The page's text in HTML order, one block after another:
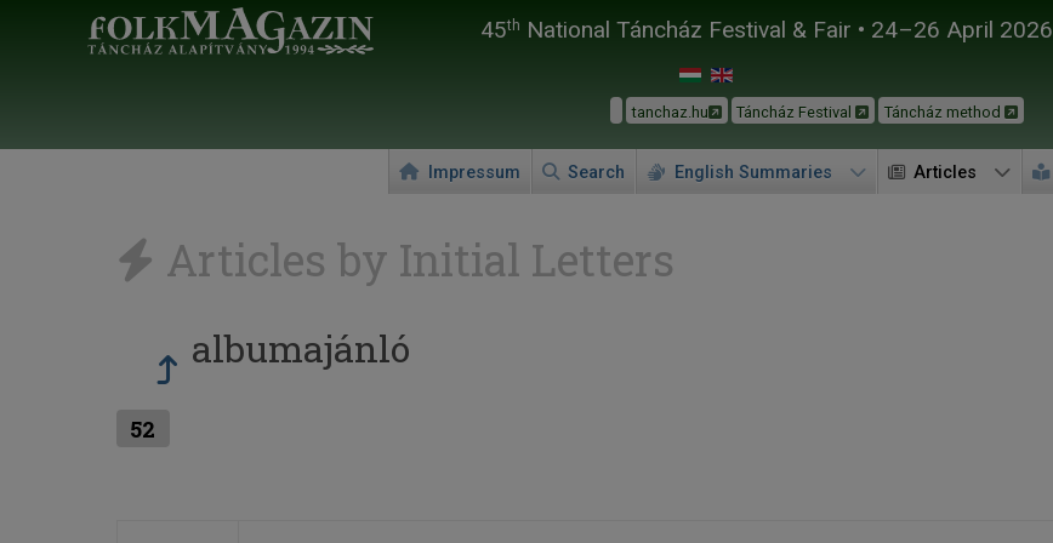
45th National Táncház Festival & Fair • 24–26 April 2026
tanchaz.hu Táncház Festival Táncház method
Impressum Search English Summaries Articles
Articles by Initial Letters
albumajánló
52